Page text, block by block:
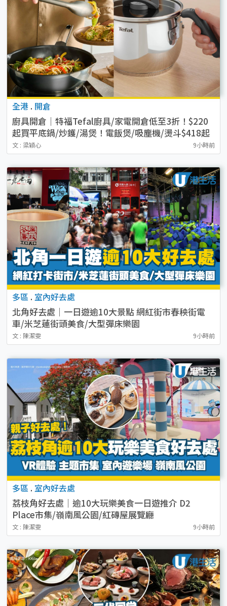
全港 . 開倉
廚具開倉｜特福Tefal廚具/家電開倉低至3折！$220
起買平底鍋/炒鑊/湯煲！電飯煲/吸塵機/燙斗$418起
文 : 梁穎心 9小時前
多區 . 室內好去處
北角好去處｜一日遊逾10大景點 網紅街市春秧街電
車/米芝蓮街頭美食/大型彈床樂園
文 : 陳潔雯 9小時前
多區 . 室內好去處
荔枝角好去處｜逾10大玩樂美食一日遊推介 D2
Place市集/嶺南風公園/紅磚屋展覽廳
文 : 陳潔雯 9小時前